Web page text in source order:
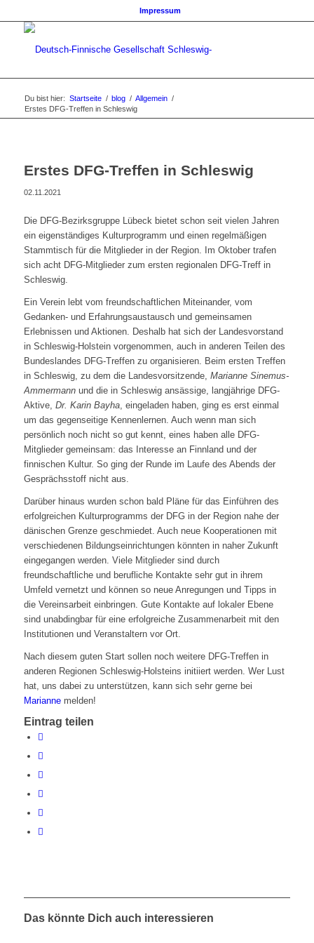
Impressum
Du bist hier: Startseite / blog / Allgemein /
Erstes DFG-Treffen in Schleswig
Erstes DFG-Treffen in Schleswig
02.11.2021
Die DFG-Bezirksgruppe Lübeck bietet schon seit vielen Jahren
ein eigenständiges Kulturprogramm und einen regelmäßigen
Stammtisch für die Mitglieder in der Region. Im Oktober trafen
sich acht DFG-Mitglieder zum ersten regionalen DFG-Treff in
Schleswig.
Ein Verein lebt vom freundschaftlichen Miteinander, vom
Gedanken- und Erfahrungsaustausch und gemeinsamen
Erlebnissen und Aktionen. Deshalb hat sich der Landesvorstand
in Schleswig-Holstein vorgenommen, auch in anderen Teilen des
Bundeslandes DFG-Treffen zu organisieren. Beim ersten Treffen
in Schleswig, zu dem die Landesvorsitzende, Marianne Sinemus-
Ammermannund die in Schleswig ansässige, langjährige DFG-
Aktive, Dr. Karin Bayha, eingeladen haben, ging es erst einmal
um das gegenseitige Kennenlernen. Auch wenn man sich
persönlich noch nicht so gut kennt, eines haben alle DFG-
Mitglieder gemeinsam: das Interesse an Finnland und der
finnischen Kultur. So ging der Runde im Laufe des Abends der
Gesprächsstoff nicht aus.
Darüber hinaus wurden schon bald Pläne für das Einführen des
erfolgreichen Kulturprogramms der DFG in der Region nahe der
dänischen Grenze geschmiedet. Auch neue Kooperationen mit
verschiedenen Bildungseinrichtungen könnten in naher Zukunft
eingegangen werden. Viele Mitglieder sind durch
freundschaftliche und berufliche Kontakte sehr gut in ihrem
Umfeld vernetzt und können so neue Anregungen und Tipps in
die Vereinsarbeit einbringen. Gute Kontakte auf lokaler Ebene
sind unabdingbar für eine erfolgreiche Zusammenarbeit mit den
Institutionen und Veranstaltern vor Ort.
Nach diesem guten Start sollen noch weitere DFG-Treffen in
anderen Regionen Schleswig-Holsteins initiiert werden. Wer Lust
hat, uns dabei zu unterstützen, kann sich sehr gerne bei
Mariannemelden!
Eintrag teilen
Das könnte Dich auch interessieren